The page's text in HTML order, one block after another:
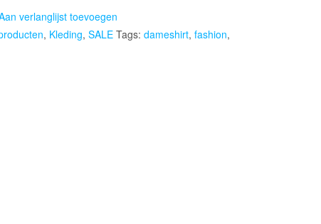
verlanglijst toevoegen
, Kleding, SALE Tags: dameshirt, fashion,